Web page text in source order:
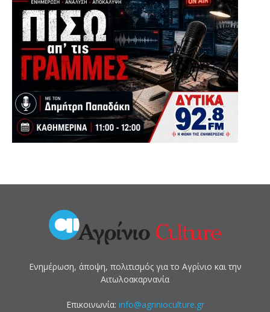
Ενημέρωση, άποψη, πολιτισμός για το Αγρίνιο και την
Αιτωλοακαρνανία
Επικοινωνία: info@agrinioculture.gr